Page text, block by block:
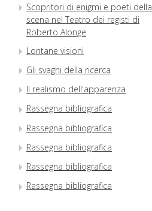
Scopritori di enigmi e poeti della
scena nel Teatro dei registi di
Roberto Alonge
Lontane visioni
Gli svaghi della ricerca
Il realismo dell'apparenza
Rassegna bibliografica
Rassegna bibliografica
Rassegna bibliografica
Rassegna bibliografica
Rassegna bibliografica